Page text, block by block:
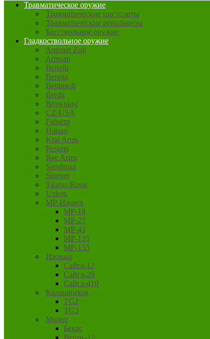
Травматическое оружие
Травматические пистолеты
Травматические револьверы
Бесствольное оружие
Гладкоствольное оружие
Antonio Zoli
Armsan
Benelli
Beretta
Bettinsoli
Breda
Browning
CZ-USA
Fabarm
Hatsan
Kral Arms
Perazzi
Rec Arms
Sarsilmaz
Stoeger
Taurus-Rossi
Uzkon
MP-Ижмех
MP-18
MP-27
MP-43
MP-135
MP-155
Ижмаш
Сайга-12
Сайга-20
Сайга-410
Калашников
TG2
TG3
Молот
Бекас
Вепрь-12